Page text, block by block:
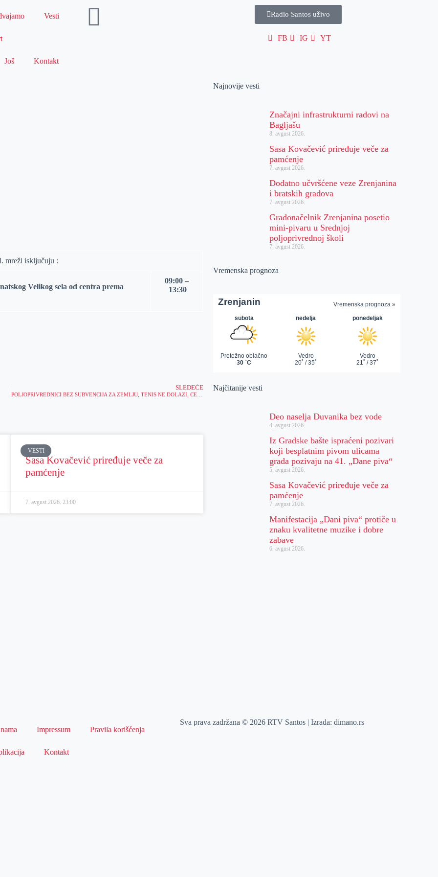
Vesti
Još Kontakt
Radio Santos uživo
FB IG YT
mreži isključuju :
Velikog sela od centra prema
09:00 –
13:30
SLEDEĆE
POLJOPRIVREDNICI BEZ SUBVENCIJA ZA ZEMLJU, TENIS NE DOLAZI, CENA DIZEL GORIVA U PADU
VESTI
Sasa Kovačević priređuje veče za
pamćenje
7. avgust 2026. 23:00
Najnovije vesti
Značajni infrastrukturni radovi na
Bagljašu
8. avgust 2026.
Sasa Kovačević priređuje veče za
pamćenje
7. avgust 2026.
Dodatno učvršćene veze Zrenjanina
i bratskih gradova
7. avgust 2026.
Gradonačelnik Zrenjanina posetio
mini-pivaru u Srednjoj
poljoprivrednoj školi
7. avgust 2026.
Vremenska prognoza
Najčitanije vesti
Deo naselja Duvanika bez vode
4. avgust 2026.
Iz Gradske bašte ispraćeni pozivari
koji besplatnim pivom ulicama
grada pozivaju na 41. „Dane piva“
5. avgust 2026.
Sasa Kovačević priređuje veče za
pamćenje
7. avgust 2026.
Manifestacija „Dani piva“ protiče u
znaku kvalitetne muzike i dobre
zabave
6. avgust 2026.
Impressum Pravila korišćenja
Kontakt
Sva prava zadržana © 2026 RTV Santos | Izrada:dimano.rs